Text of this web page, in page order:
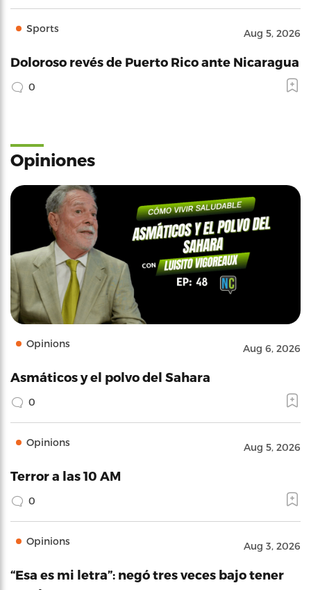
Sports Aug 5, 2026
Doloroso revés de Puerto Rico ante Nicaragua
0
Opiniones
Opinions Aug 6, 2026
Asmáticos y el polvo del Sahara
0
Opinions Aug 5, 2026
Terror a las 10 AM
0
Opinions Aug 3, 2026
“Esa es mi letra”: negó tres veces bajo tener